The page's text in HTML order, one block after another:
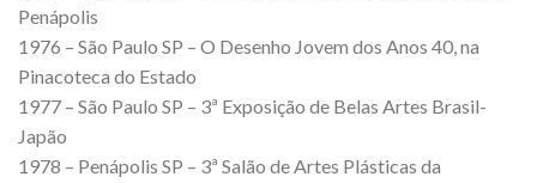
Penápolis
1976 – São Paulo SP – O Desenho Jovem dos Anos 40, na
Pinacoteca do Estado
1977 – São Paulo SP – 3ª Exposição de Belas Artes Brasil-
Japão
1978 – Penápolis SP – 3ª Salão de Artes Plásticas da